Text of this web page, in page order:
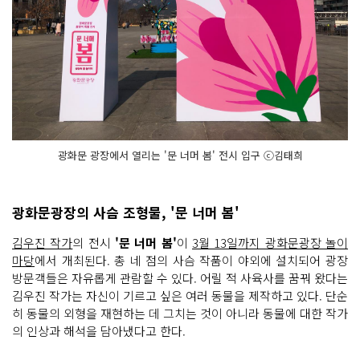
광화문 광장에서 열리는 '문 너머 봄' 전시 입구 ⓒ김태희
광화문광장의 사슴 조형물, '문 너머 봄'
김우진 작가의 전시 '문 너머 봄'이3월 13일까지 광화문광장 놀이
마당에서 개최된다. 총 네 점의 사슴 작품이 야외에 설치되어 광장
방문객들은 자유롭게 관람할 수 있다. 어릴 적 사육사를 꿈꿔 왔다는
김우진 작가는 자신이 기르고 싶은 여러 동물을 제작하고 있다. 단순
히 동물의 외형을 재현하는 데 그치는 것이 아니라 동물에 대한 작가
의 인상과 해석을 담아냈다고 한다.